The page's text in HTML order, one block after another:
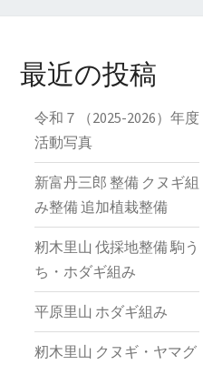
最近の投稿
令和７（2025-2026）年度
活動写真
新富丹三郎 整備 クヌギ組
み整備 追加植栽整備
籾木里山 伐採地整備 駒う
ち・ホダギ組み
平原里山 ホダギ組み
籾木里山 クヌギ・ヤマグ